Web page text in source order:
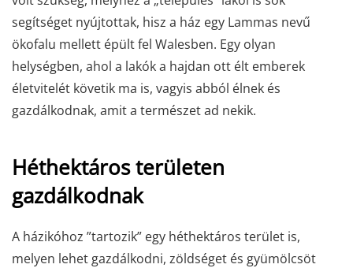
segítséget nyújtottak, hisz a ház egy Lammas nevű
ökofalu mellett épült fel Walesben. Egy olyan
helységben, ahol a lakók a hajdan ott élt emberek
életvitelét követik ma is, vagyis abból élnek és
gazdálkodnak, amit a természet ad nekik.
Héthektáros területen
gazdálkodnak
A házikóhoz ”tartozik” egy héthektáros terület is,
melyen lehet gazdálkodni, zöldséget és gyümölcsöt